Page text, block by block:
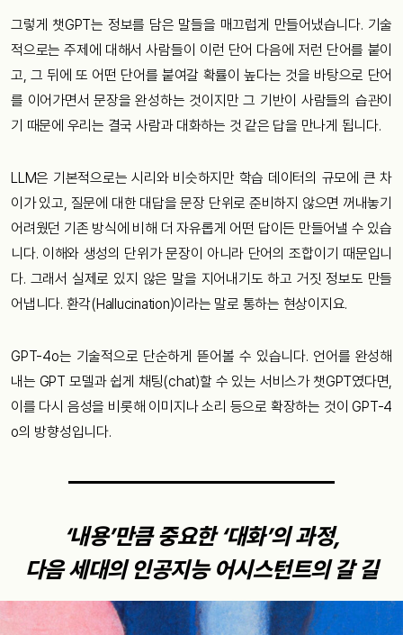
그렇게 챗GPT는 정보를 담은 말들을 매끄럽게 만들어냈습니다. 기술
적으로는 주제에 대해서 사람들이 이런 단어 다음에 저런 단어를 붙이
고, 그 뒤에 또 어떤 단어를 붙여갈 확률이 높다는 것을 바탕으로 단어
를 이어가면서 문장을 완성하는 것이지만 그 기반이 사람들의 습관이
기 때문에 우리는 결국 사람과 대화하는 것 같은 답을 만나게 됩니다.
LLM은 기본적으로는 시리와 비슷하지만 학습 데이터의 규모에 큰 차
이가 있고, 질문에 대한 대답을 문장 단위로 준비하지 않으면 꺼내놓기
어려웠던 기존 방식에 비해 더 자유롭게 어떤 답이든 만들어낼 수 있습
니다. 이해와 생성의 단위가 문장이 아니라 단어의 조합이기 때문입니
다. 그래서 실제로 있지 않은 말을 지어내기도 하고 거짓 정보도 만들
어냅니다. 환각(Hallucination)이라는 말로 통하는 현상이지요.
GPT-4o는 기술적으로 단순하게 뜯어볼 수 있습니다. 언어를 완성해
내는 GPT 모델과 쉽게 채팅(chat)할 수 있는 서비스가 챗GPT였다면,
이를 다시 음성을 비롯해 이미지나 소리 등으로 확장하는 것이 GPT-4
o의 방향성입니다.
‘내용’만큼 중요한 ‘대화’의 과정,
다음 세대의 인공지능 어시스턴트의 갈 길